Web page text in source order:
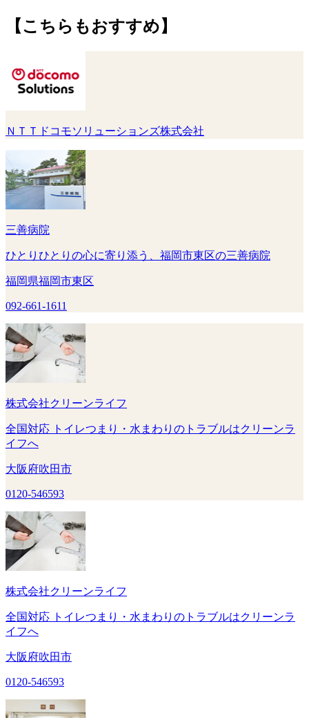
【こちらもおすすめ】
ＮＴＴドコモソリューションズ株式会社
三善病院
ひとりひとりの心に寄り添う、福岡市東区の三善病院
福岡県福岡市東区
092-661-1611
株式会社クリーンライフ
全国対応 トイレつまり・水まわりのトラブルはクリーンラ
イフへ
大阪府吹田市
0120-546593
株式会社クリーンライフ
全国対応 トイレつまり・水まわりのトラブルはクリーンラ
イフへ
大阪府吹田市
0120-546593